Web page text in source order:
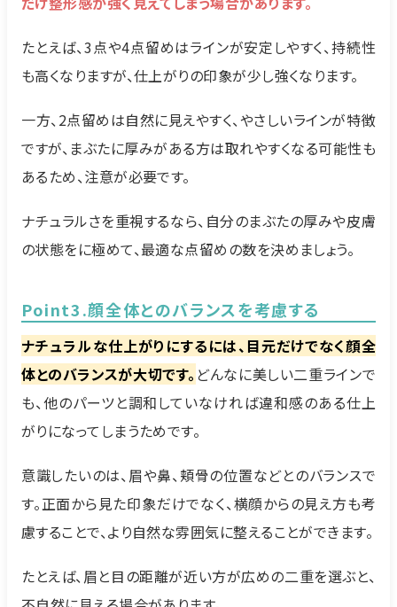
たとえば、3点や4点留めはラインが安定しやすく、持続性
も高くなりますが、仕上がりの印象が少し強くなります。
一方、2点留めは自然に見えやすく、やさしいラインが特徴
ですが、まぶたに厚みがある方は取れやすくなる可能性も
あるため、注意が必要です。
ナチュラルさを重視するなら、自分のまぶたの厚みや皮膚
の状態をに極めて、最適な点留めの数を決めましょう。
Point3.顔全体とのバランスを考慮する
ナチュラルな仕上がりにするには、目元だけでなく顔全
体とのバランスが大切です。 どんなに美しい二重ラインで
も、他のパーツと調和していなければ違和感のある仕上
がりになってしまうためです。
意識したいのは、眉や鼻、頬骨の位置などとのバランスで
す。正面から見た印象だけでなく、横顔からの見え方も考
慮することで、より自然な雰囲気に整えることができます。
たとえば、眉と目の距離が近い方が広めの二重を選ぶと、